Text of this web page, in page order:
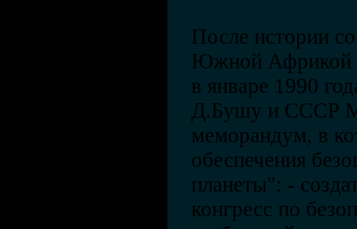
После истории
Южной Африкой
в январе 1990
Д.Бушу и СССР
меморандум, в
обеспечения
планеты": -
конгресс по